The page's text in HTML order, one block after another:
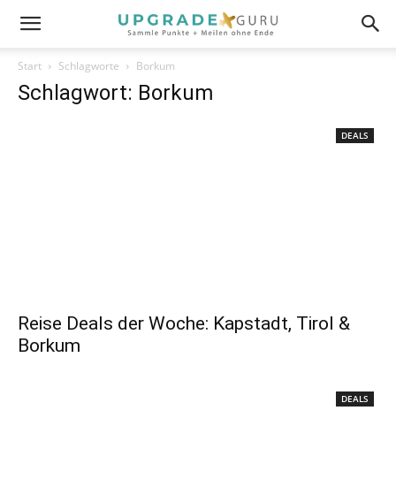
Start Schlagworte Borkum
Schlagwort: Borkum
DEALS
Reise Deals der Woche: Kapstadt, Tirol &
Borkum
DEALS